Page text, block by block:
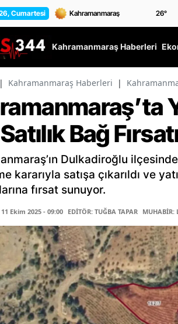
Cumartesi 26°
Kahramanmaraş Haberleri
| Kahramanmaraş Haberleri |
Bağ
Dulkadiroğlu
kararıyla satışa çıkarıldı ve
fırsat sunuyor.
Ekim 2025 - 09:00 EDİTÖR: TUĞBA TAPAR MUHABİR: